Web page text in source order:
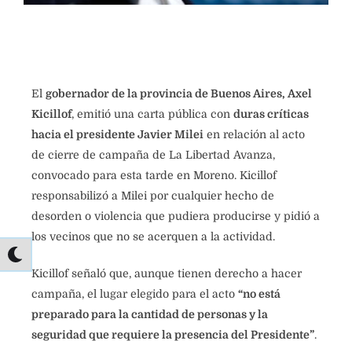
El gobernador de la provincia de Buenos Aires, Axel
Kicillof, emitió una carta pública con duras críticas
hacia el presidente Javier Milei en relación al acto
de cierre de campaña de La Libertad Avanza,
convocado para esta tarde en Moreno. Kicillof
responsabilizó a Milei por cualquier hecho de
desorden o violencia que pudiera producirse y pidió a
los vecinos que no se acerquen a la actividad.
Kicillof señaló que, aunque tienen derecho a hacer
campaña, el lugar elegido para el acto “no está
preparado para la cantidad de personas y la
seguridad que requiere la presencia del Presidente”.